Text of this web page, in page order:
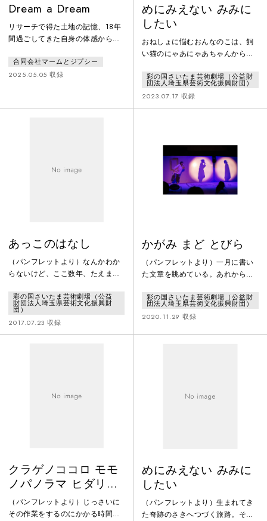
Dream a Dream
リサーチで得た土地の記憶、18年
間過ごしてきた自身の体感からな
田が日々過ごす中で見聞きする些
細な出来事、自身を含む同世代が
のリアルを切り取り、「equal」と
合同会社マームとジプシー
2025.05.05 収録
めにみえない みみに
したい
おねしょに悩むおんなのこは、飼
い猫のにゃあにゃあちゃんから聞
夜の森へ出掛けて行きます。おか
あさんも子どものころに出かけた
森には、たくさんの動物たちや不
こ。やがて辿りついた古いおう
ち。となりの森と戦争が始まろう
とする中、おんなのこが古いおう
ちで見たのは……。
彩の国さいたま芸術劇場（公益財
団法人埼玉県芸術文化振興財団）
2023.07.17 収録
あっこのはなし
（パンフレットより）なんかわか
らないけど、ここ数年、たえまな
がするけれど、なんでこの作業を
選んできたかというのは、自分に
とっても、まったくに不思議なこ
とだ。でもどうしてだろう、なに
もおもうけれど、でも直感とし
彩の国さいたま芸術劇場（公益
財団法人埼玉県芸術文化振興財
団）
2017.07.23 収録
かがみ まど とびら
（パンフレットより）一月に書い
た文章を眺めている。あれから、
どんな光景を目に映して。どんな
時間を過ごしてここまで巡り、辿
りついただろう。想像もしていな
かったようなことは、やはり起こ
世界を想像するのがこんなにも不
彩の国さいたま芸術劇場（公益財
団法人埼玉県芸術文化振興財団）
2020.11.29 収録
クラゲノココロ モモ
ノパノラマ ヒダリメ
ノヒダ
（パンフレットより）じっさいに
その作業をするのにかかる時間を
めにみえない みみに
したい
（パンフレットより）生まれてき
た奇跡のさきへつづく旅路。それ